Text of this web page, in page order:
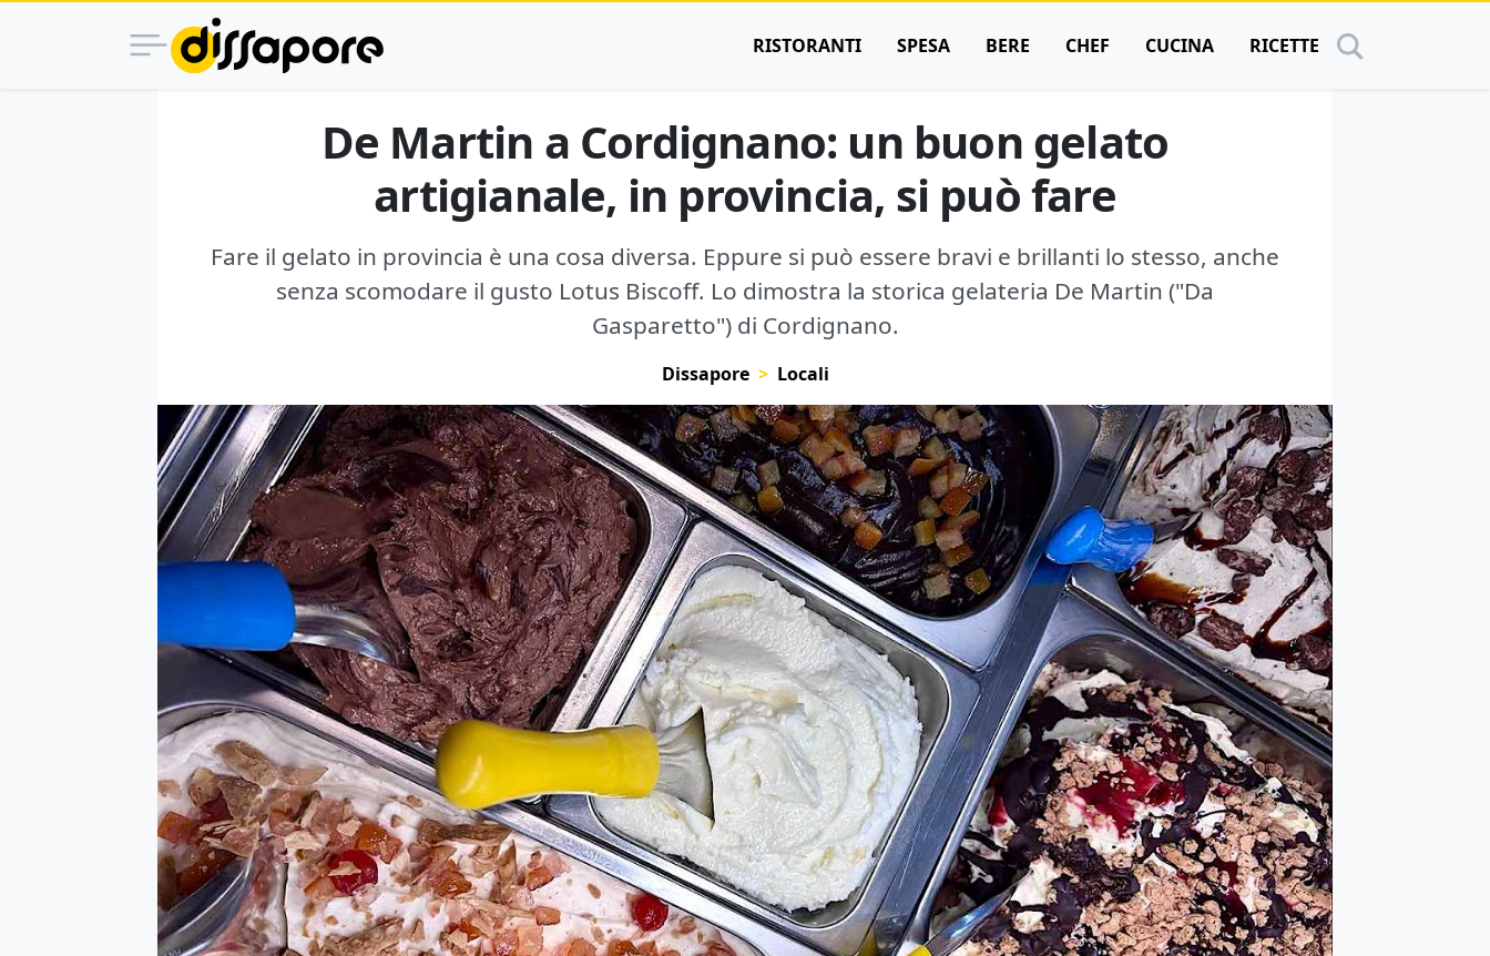
RISTORANTI SPESA BERE CHEF CUCINA RICETTE
De Martin a Cordignano: un buon gelato
artigianale, in provincia, si può fare
Fare il gelato in provincia è una cosa diversa. Eppure si può essere bravi e brillanti lo stesso, anche
senza scomodare il gusto Lotus Biscoff. Lo dimostra la storica gelateria De Martin ("Da
Gasparetto") di Cordignano.
Dissapore Locali